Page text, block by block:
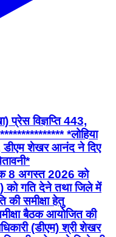
प्रेस विज्ञप्ति 443,
*लोहिया
डीएम शेखर आनंद ने दिए
8 अगस्त 2026 को
को गति देने तथा जिले में
की समीक्षा हेतु
बैठक आयोजित की
(डीएम) श्री शेखर